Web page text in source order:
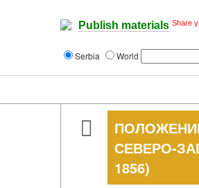
Publish materials Share
Serbia World
СЕВЕРО-
1856)